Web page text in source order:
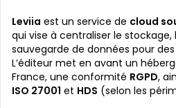
Leviia est un service de cloud
qui vise à centraliser le
sauvegarde de données pour
L’éditeur met en avant un
France, une conformité RGPD,
ISO 27001 et HDS (selon les